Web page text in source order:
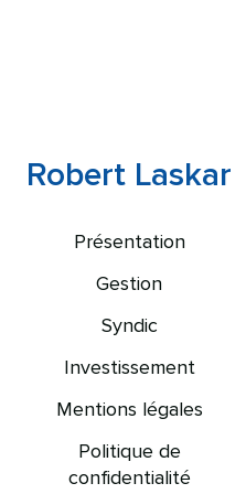
Robert Laskar
Présentation
Gestion
Syndic
Investissement
Mentions légales
Politique de
confidentialité